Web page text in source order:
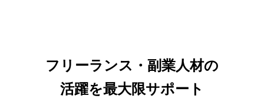
フリーランス・副業人材の
活躍を最大限サポート